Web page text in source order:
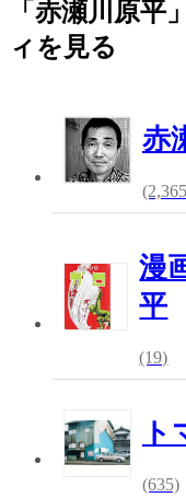
「赤瀬川原
ィを見る
赤
漫
平
(19)
(635)